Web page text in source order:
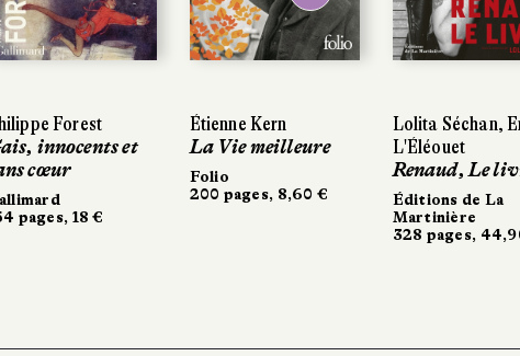
Forest
innocents et
cœur
pages, 18 €
Étienne Kern
La Vie meilleure
Folio
200 pages, 8,60 €
Lolita Séchan,
L'Éléouet
Renaud, Le
Éditions de La
Martinière
328 pages,